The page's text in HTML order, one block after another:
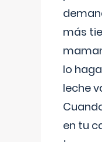
más
lo
leche
en tu